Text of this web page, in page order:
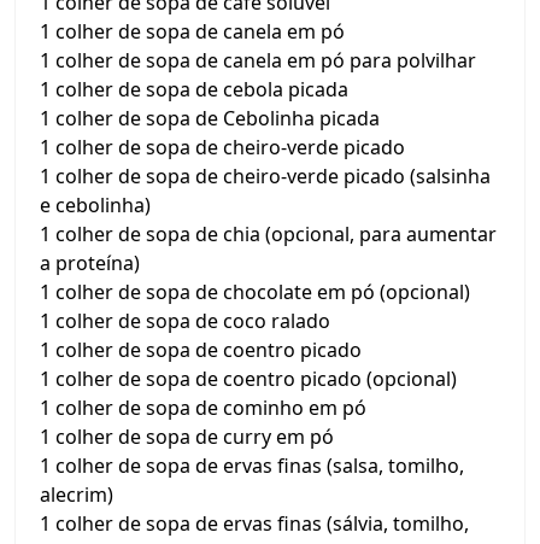
1 colher de sopa de canela em pó
1 colher de sopa de canela em pó para polvilhar
1 colher de sopa de cebola picada
1 colher de sopa de Cebolinha picada
1 colher de sopa de cheiro-verde picado
1 colher de sopa de cheiro-verde picado (salsinha
e cebolinha)
1 colher de sopa de chia (opcional, para aumentar
a proteína)
1 colher de sopa de chocolate em pó (opcional)
1 colher de sopa de coco ralado
1 colher de sopa de coentro picado
1 colher de sopa de coentro picado (opcional)
1 colher de sopa de cominho em pó
1 colher de sopa de curry em pó
1 colher de sopa de ervas finas (salsa, tomilho,
alecrim)
1 colher de sopa de ervas finas (sálvia, tomilho,